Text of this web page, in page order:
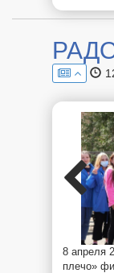
8 апреля
плечо»